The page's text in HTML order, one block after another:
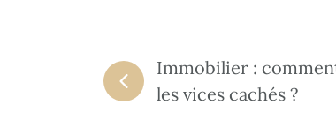
Immobilier :
les vices cachés ?